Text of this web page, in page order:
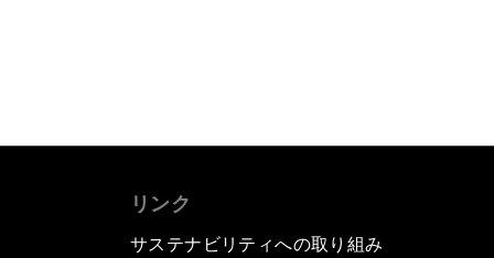
リンク
サステナビリティへの取り組み